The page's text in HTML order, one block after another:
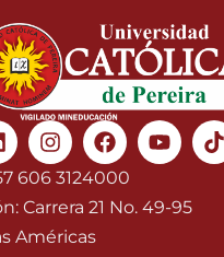
Instagram
Facebook
606 3124000
Carrera 21 No. 49-95
Américas